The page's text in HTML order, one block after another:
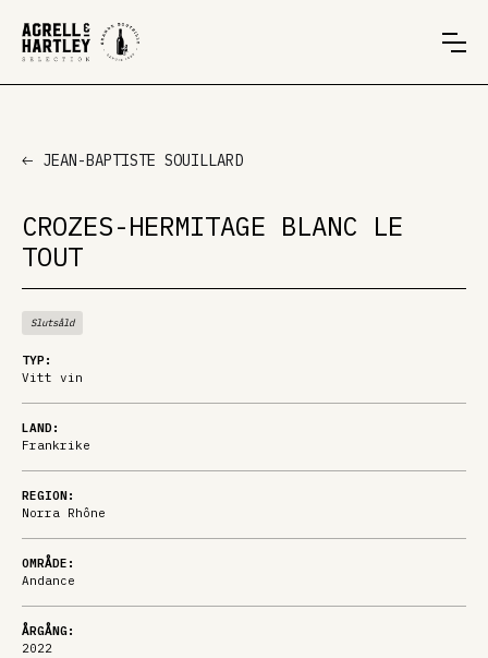
JEAN-BAPTISTE SOUILLARD
CROZES-HERMITAGE BLANC LE
TOUT
Slutsåld
TYP:
Vitt vin
LAND:
Frankrike
REGION:
Norra Rhône
OMRÅDE:
Andance
ÅRGÅNG:
2022